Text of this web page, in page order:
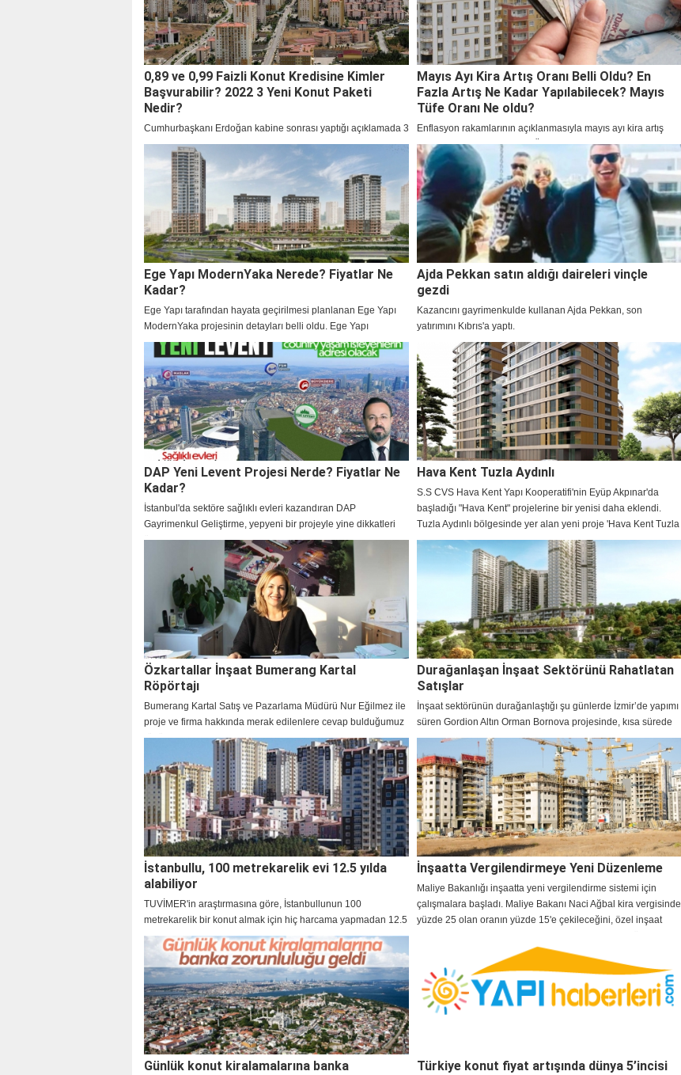
konut kredisi ödeme planı hakkında merak edilenler
0,89 ve 0,99 Faizli Konut Kredisine Kimler
Başvurabilir? 2022 3 Yeni Konut Paketi
Nedir?
Cumhurbaşkanı Erdoğan kabine sonrası yaptığı açıklamada 3
yeni paket açıklamış ve herkes 0,89 Faizli Konut Kredisine
Kimler Başvurabilir? 0,99 Faizli Konut Kredisine Kimler
Başvurabilir? Sorularının yanıtını araştırmaya başladı.
Mayıs Ayı Kira Artış Oranı Belli Oldu? En
Fazla Artış Ne Kadar Yapılabilecek? Mayıs
Tüfe Oranı Ne oldu?
Enflasyon rakamlarının açıklanmasıyla mayıs ayı kira artış
oranı belli oldu. Kira artışı TÜFE’nin 12 aylık ortalaması baz
alınarak belirlenmekte olup Mayıs ayı kira artış oranı %34,46
oldu.
Ege Yapı ModernYaka Nerede? Fiyatlar Ne
Kadar?
Ege Yapı tarafından hayata geçirilmesi planlanan Ege Yapı
ModernYaka projesinin detayları belli oldu. Ege Yapı
ModernYaka projesi nerde? Ege Yapı ModernYaka projesi
konumu, Ege Yapı ModernYaka projesi fiyatları hakkında
soruların cevapları haberimizde yer almaktadır. nin konut
bilgilerine ve konum bilgisine haberimizde yer verdik. İşte
Modernyaka konum bilgisi...
Ajda Pekkan satın aldığı daireleri vinçle
gezdi
Kazancını gayrimenkulde kullanan Ajda Pekkan, son
yatırımını Kıbrıs'a yaptı.
DAP Yeni Levent Projesi Nerde? Fiyatlar Ne
Kadar?
İstanbul'da sektöre sağlıklı evleri kazandıran DAP
Gayrimenkul Geliştirme, yepyeni bir projeyle yine dikkatleri
üzerine çekiyor.
Hava Kent Tuzla Aydınlı
S.S CVS Hava Kent Yapı Kooperatifi'nin Eyüp Akpınar'da
başladığı "Hava Kent" projelerine bir yenisi daha eklendi.
Tuzla Aydınlı bölgesinde yer alan yeni proje 'Hava Kent Tuzla
Aydınlı' ismiyle satışa sunuldu.
Özkartallar İnşaat Bumerang Kartal
Röpörtajı
Bumerang Kartal Satış ve Pazarlama Müdürü Nur Eğilmez ile
proje ve firma hakkında merak edilenlere cevap bulduğumuz
röpörtajımız.
Durağanlaşan İnşaat Sektörünü Rahatlatan
Satışlar
İnşaat sektörünün durağanlaştığı şu günlerde İzmir’de yapımı
süren Gordion Altın Orman Bornova projesinde, kısa sürede
400 daire satıldı.
İstanbullu, 100 metrekarelik evi 12.5 yılda
alabiliyor
TUVİMER'in araştırmasına göre, İstanbullunun 100
metrekarelik bir konut almak için hiç harcama yapmadan 12.5
yıl çalışması gerekiyor
İnşaatta Vergilendirmeye Yeni Düzenleme
Maliye Bakanlığı inşaatta yeni vergilendirme sistemi için
çalışmalara başladı. Maliye Bakanı Naci Ağbal kira vergisinde
yüzde 25 olan oranın yüzde 15'e çekileceğini, özel inşaat
getireceklerini ifade etti.
Günlük konut kiralamalarına banka
Türkiye konut fiyat artışında dünya 5’incisi